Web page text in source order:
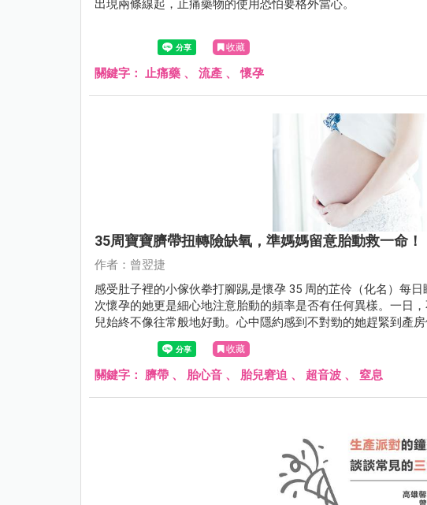
出現兩條線起，止痛藥物的使用恐怕要格外當心。
收藏
關鍵字： 止痛藥 、 流產 、懷孕
35周寶寶臍帶扭轉險缺氧，準媽媽留意胎動救一命！
作者：曾翌捷
感受肚子裡的小傢伙拳打腳踢,是懷孕 35 周的芷伶（化名）每
次懷孕的她更是細心地注意胎動的頻率是否有任何異樣。一日
兒始終不像往常般地好動。心中隱約感到不對勁的她趕緊到產房
收藏
關鍵字： 臍帶 、 胎心音 、 胎兒窘迫 、 超音波 、 窒息